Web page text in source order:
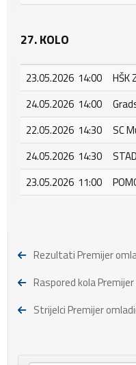
27. KOLO
23.05.2026 14:00
HŠK
24.05.2026 14:00
22.05.2026 14:30
SC
24.05.2026 14:30
23.05.2026 11:00
Rezultati Premijer
Raspored kola
Strijelci Premijer